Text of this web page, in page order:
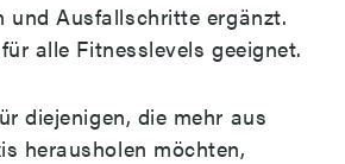
und Ausfallschritte ergänzt.
alle Fitnesslevels geeignet.
diejenigen, die mehr aus
herausholen möchten,